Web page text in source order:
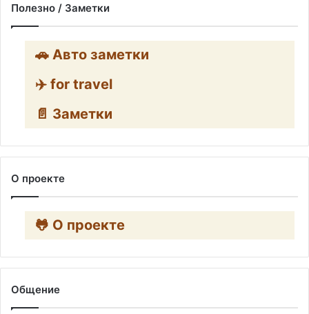
Полезно / Заметки
🚗 Авто заметки
✈️ for travel
📄 Заметки
О проекте
🐸 О проекте
Общение